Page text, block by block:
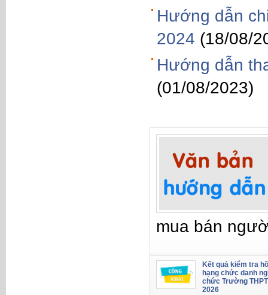
Hướng dẫn
2024 (18/08/
Hướng dẫn
(01/08/2023)
mua bán
Kết quả kiểm tra
hạng chức danh
chức Trường
2026